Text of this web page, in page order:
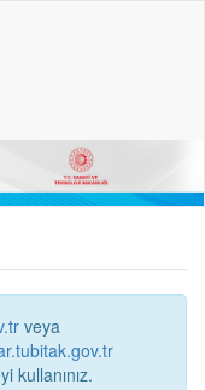
veya
kullanınız.